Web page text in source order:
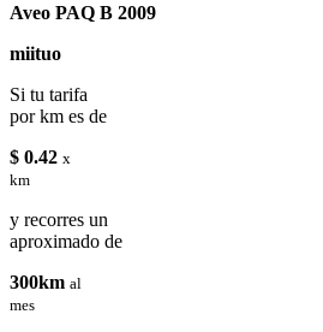
Aveo PAQ B 2009
miituo
Si tu tarifa
por km es de
$ 0.42 x
km
y recorres un
aproximado de
300km al
mes